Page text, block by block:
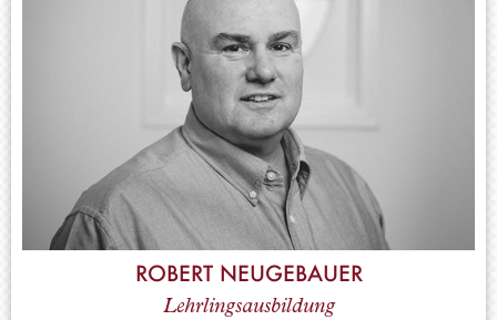
ROBERT NEUGEBAUER
Lehrlingsausbildung